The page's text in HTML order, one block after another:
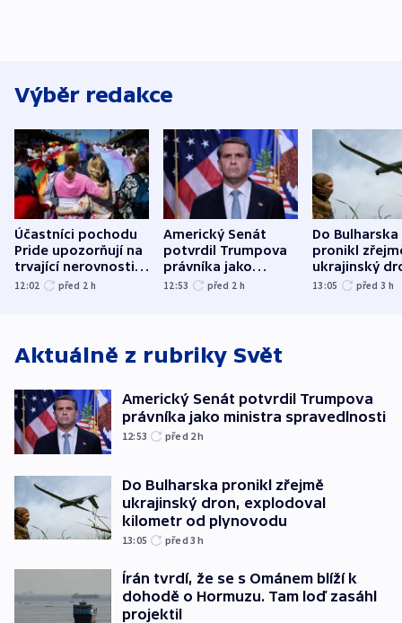
Výběr redakce
Účastníci pochodu
Pride upozorňují na
trvající nerovnosti i
společenskou
12:02 před 2 h
Americký Senát
potvrdil Trumpova
právníka jako
ministra
12:53 před 2 h
Do Bulharska
pronikl
ukrajinský
explodoval
13:05 před 3 h
Aktuálně z rubriky Svět
Americký Senát potvrdil Trumpova
právníka jako ministra spravedlnosti
12:53 před 2h
Do Bulharska pronikl zřejmě
ukrajinský dron, explodoval
kilometr od plynovodu
13:05 před 3h
Írán tvrdí, že se s Ománem blíží k
dohodě o Hormuzu. Tam loď zasáhl
projektil